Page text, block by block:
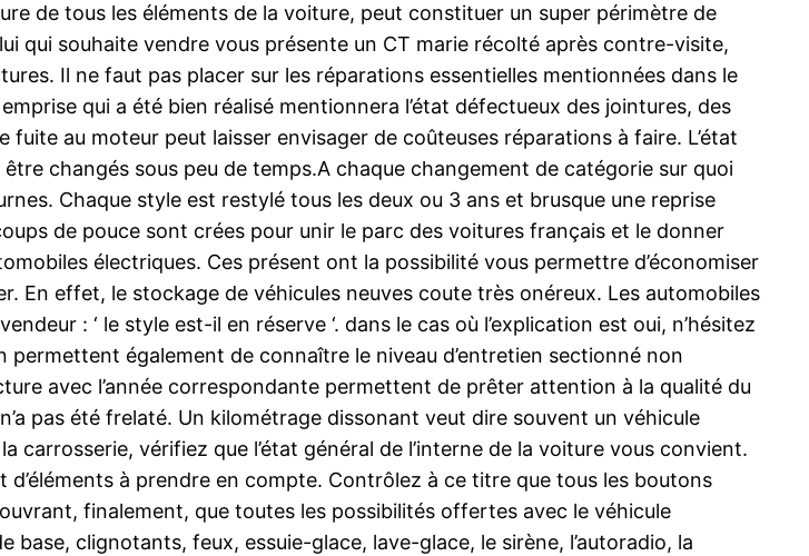
de tous les éléments de la voiture, peut constituer un super périmètre de
qui souhaite vendre vous présente un CT marie récolté après contre-visite,
Il ne faut pas placer sur les réparations essentielles mentionnées dans le
qui a été bien réalisé mentionnera l’état défectueux des jointures, des
au moteur peut laisser envisager de coûteuses réparations à faire. L’état
changés sous peu de temps.A chaque changement de catégorie sur quoi
Chaque style est restylé tous les deux ou 3 ans et brusque une reprise
de pouce sont crées pour unir le parc des voitures français et le donner
électriques. Ces présent ont la possibilité vous permettre d’économiser
En effet, le stockage de véhicules neuves coute très onéreux. Les automobiles
: ‘ le style est-il en réserve ‘. dans le cas où l’explication est oui, n’hésitez
également de connaître le niveau d’entretien sectionné non
avec l’année correspondante permettent de prêter attention à la qualité du
pas été frelaté. Un kilométrage dissonant veut dire souvent un véhicule
carrosserie, vérifiez que l’état général de l’interne de la voiture vous convient.
d’éléments à prendre en compte. Contrôlez à ce titre que tous les boutons
finalement, que toutes les possibilités offertes avec le véhicule
clignotants, feux, essuie-glace, lave-glace, le sirène, l’autoradio, la